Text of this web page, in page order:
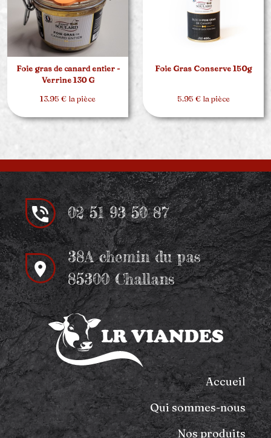
Foie gras de canard entier -
Verrine 130 G
13.95 € la pièce
Foie Gras Conserve 150g
5.95 € la pièce
02 51 93 50 87
38A chemin du pas
85300 Challans
Accueil
Qui sommes-nous
Nos produits